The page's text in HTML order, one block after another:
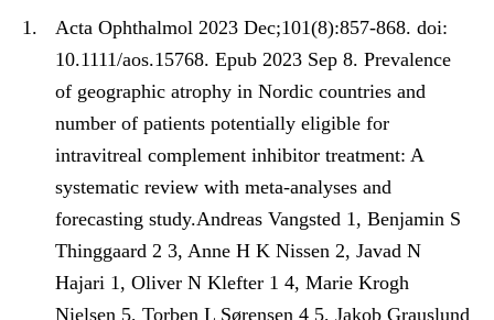
Acta Ophthalmol 2023 Dec;101(8):857-868. doi:
10.1111/aos.15768. Epub 2023 Sep 8. Prevalence
of geographic atrophy in Nordic countries and
number of patients potentially eligible for
intravitreal complement inhibitor treatment: A
systematic review with meta-analyses and
forecasting study.Andreas Vangsted 1, Benjamin S
Thinggaard 2 3, Anne H K Nissen 2, Javad N
Hajari 1, Oliver N Klefter 1 4, Marie Krogh
Nielsen 5, Torben L Sørensen 4 5, Jakob Grauslund